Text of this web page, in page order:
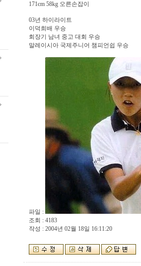
171cm 58kg 오른손잡이
03년 하이라이트
이덕희배 우승
회장기 남녀 중고 대회 우승
말레이시아 국제주니어 챔피언쉽 우승
파일 :
조회 : 4183
작성 : 2004년 02월 18일 16:11:20